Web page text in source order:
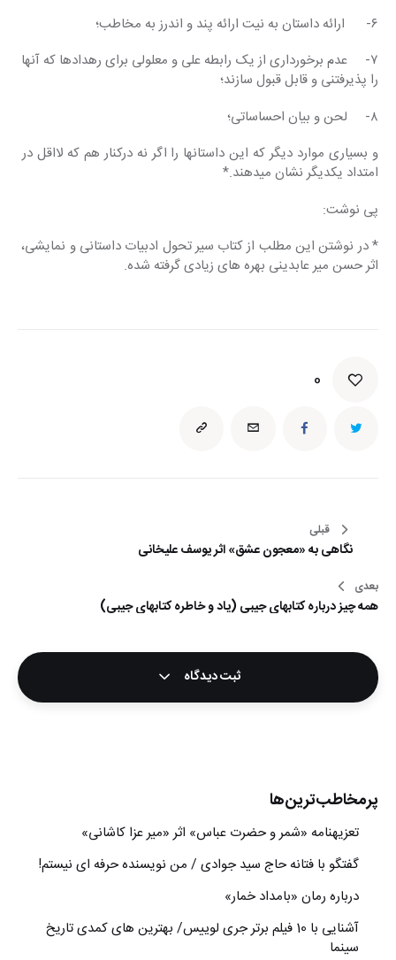
۶-      ارائه داستان به نیت ارائه‎ پند و اندرز به مخاطب؛
۷-     عدم برخورداری از یک رابطه علی و معلولی برای رهدادها که آنها
را پذیرفتنی و قابل قبول سازند؛
۸-     لحن و بیان احساساتی؛
و بسیاری موارد دیگر که این داستانها را اگر نه درکنار هم که لااقل در
امتداد یکدیگر نشان می‎دهند.*
پی نوشت:
* در نوشتن این مطلب از کتاب سیر تحول ادبیات داستانی و نمایشی،
اثر حسن میر عابدینی بهره های زیادی گرفته شده.
0
راهبری
نوشته
قبلی
نگاهی به «معجون عشق» اثر یوسف علیخانی
بعدی
همه چیز درباره کتابهای جیبی (یاد و خاطره کتابهای جیبی)
ثبت دیدگاه
پرمخاطب‌ترین‌ها
تعزیه‎نامه‏ «شمر و حضرت عباس» اثر «میر عزا کاشانی»
گفتگو با فتانه حاج سید جوادی / من نویسنده حرفه ای نیستم!
درباره رمان «بامداد خمار»
آشنایی با 10 فیلم برتر جری لوییس/ بهترین های کمدی تاریخ
سینما